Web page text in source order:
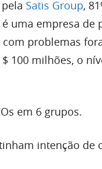
Satis Group,
uma empresa de
com problemas
100 milhões, o
em 6 grupos.
intenção de